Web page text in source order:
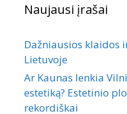
Naujausi įrašai
Dažniausios klaidos
Lietuvoje
Ar Kaunas lenkia
estetiką? Estetinio
rekordiškai